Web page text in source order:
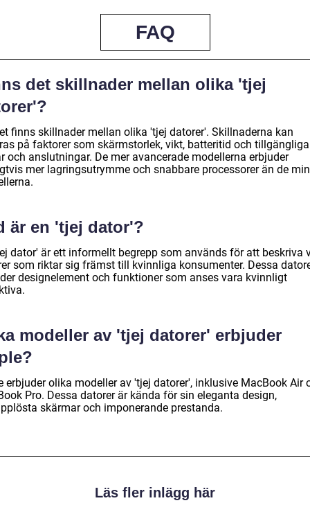
FAQ
det skillnader mellan olika 'tjej
finns skillnader mellan olika 'tjej datorer'. Skillnaderna kan
på faktorer som skärmstorlek, vikt, batteritid och tillgängliga
och anslutningar. De mer avancerade modellerna erbjuder
mer lagringsutrymme och snabbare processorer än de
är en 'tjej dator'?
dator' är ett informellt begrepp som används för att beskriva
som riktar sig främst till kvinnliga konsumenter. Dessa
designelement och funktioner som anses vara kvinnligt
modeller av 'tjej datorer' erbjuder
erbjuder olika modeller av 'tjej datorer', inklusive MacBook Air
Pro. Dessa datorer är kända för sin eleganta design,
skärmar och imponerande prestanda.
Läs fler inlägg här